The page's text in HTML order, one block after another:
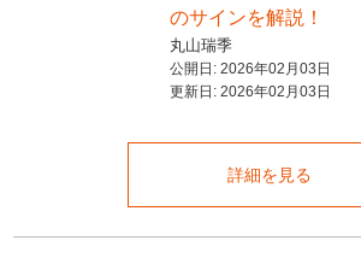
のサインを解説！
丸山瑞季
公開日: 2026年02月03日
更新日: 2026年02月03日
詳細を見る